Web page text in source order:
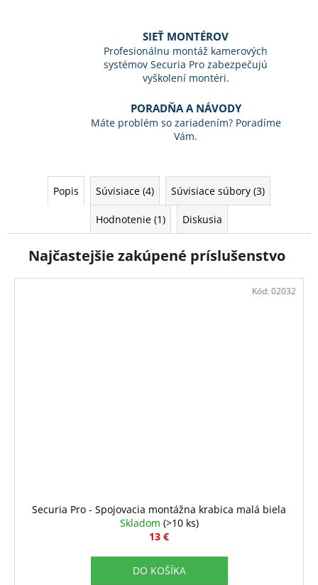
SIEŤ MONTÉROV
Profesionálnu montáž kamerových
systémov Securia Pro zabezpečujú
vyškolení montéri.
PORADŇA A NÁVODY
Máte problém so zariadením? Poradíme
Vám.
Popis Súvisiace (4) Súvisiace súbory (3)
Hodnotenie (1) Diskusia
Najčastejšie zakúpené príslušenstvo
Securia Pro - Spojovacia montážna krabica malá biela
Skladom (>10 ks)
13 €
DO KOŠÍKA
Kód: 02032